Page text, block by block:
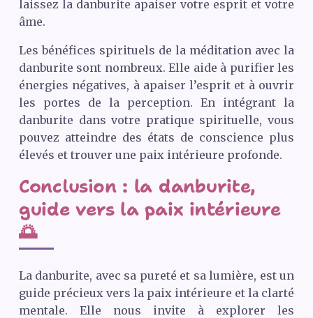
laissez la danburite apaiser votre esprit et votre
âme.
Les bénéfices spirituels de la méditation avec la
danburite sont nombreux. Elle aide à purifier les
énergies négatives, à apaiser l’esprit et à ouvrir
les portes de la perception. En intégrant la
danburite dans votre pratique spirituelle, vous
pouvez atteindre des états de conscience plus
élevés et trouver une paix intérieure profonde.
Conclusion : la danburite,
guide vers la paix intérieure
🌅
La danburite, avec sa pureté et sa lumière, est un
guide précieux vers la paix intérieure et la clarté
mentale. Elle nous invite à explorer les